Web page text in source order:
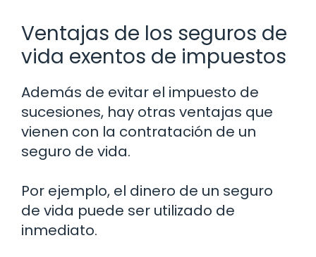
Ventajas de los seguros de
vida exentos de impuestos
Además de evitar el impuesto de
sucesiones, hay otras ventajas que
vienen con la contratación de un
seguro de vida.
Por ejemplo, el dinero de un seguro
de vida puede ser utilizado de
inmediato.